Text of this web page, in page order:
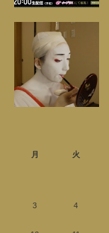
月 火
3 4